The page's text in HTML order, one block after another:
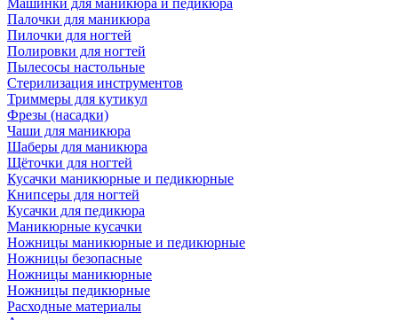
Машинки для маникюра и педикюра
Палочки для маникюра
Пилочки для ногтей
Полировки для ногтей
Пылесосы настольные
Стерилизация инструментов
Триммеры для кутикул
Фрезы (насадки)
Чаши для маникюра
Шаберы для маникюра
Щёточки для ногтей
Кусачки маникюрные и педикюрные
Книпсеры для ногтей
Кусачки для педикюра
Маникюрные кусачки
Ножницы маникюрные и педикюрные
Ножницы безопасные
Ножницы маникюрные
Ножницы педикюрные
Расходные материалы